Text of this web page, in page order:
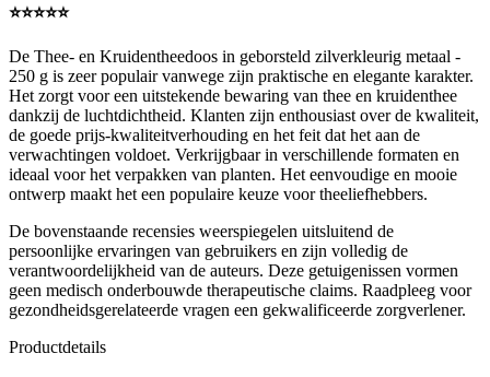
⭐️⭐️⭐️⭐️⭐️
De Thee- en Kruidentheedoos in geborsteld zilverkleurig metaal -
250 g is zeer populair vanwege zijn praktische en elegante karakter.
Het zorgt voor een uitstekende bewaring van thee en kruidenthee
dankzij de luchtdichtheid. Klanten zijn enthousiast over de kwaliteit,
de goede prijs-kwaliteitverhouding en het feit dat het aan de
verwachtingen voldoet. Verkrijgbaar in verschillende formaten en
ideaal voor het verpakken van planten. Het eenvoudige en mooie
ontwerp maakt het een populaire keuze voor theeliefhebbers.
De bovenstaande recensies weerspiegelen uitsluitend de
persoonlijke ervaringen van gebruikers en zijn volledig de
verantwoordelijkheid van de auteurs. Deze getuigenissen vormen
geen medisch onderbouwde therapeutische claims. Raadpleeg voor
gezondheidsgerelateerde vragen een gekwalificeerde zorgverlener.
Productdetails